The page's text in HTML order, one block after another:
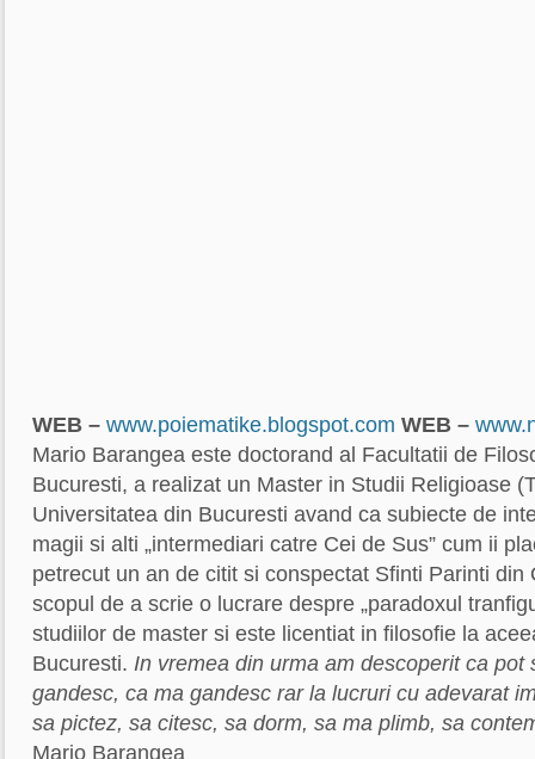
WEB – www.poiematike.blogspot.com WEB –
Mario Barangea este doctorand al Facultatii de
Bucuresti, a realizat un Master in Studii Religioase
Universitatea din Bucuresti avand ca subiecte de
magii si alti „intermediari catre Cei de Sus” cum ii
petrecut un an de citit si conspectat Sfinti Parinti din
scopul de a scrie o lucrare despre „paradoxul
studiilor de master si este licentiat in filosofie la
Bucuresti. In vremea din urma am descoperit ca pot
gandesc, ca ma gandesc rar la lucruri cu adevarat
sa pictez, sa citesc, sa dorm, sa ma plimb, sa
Mario Barangea